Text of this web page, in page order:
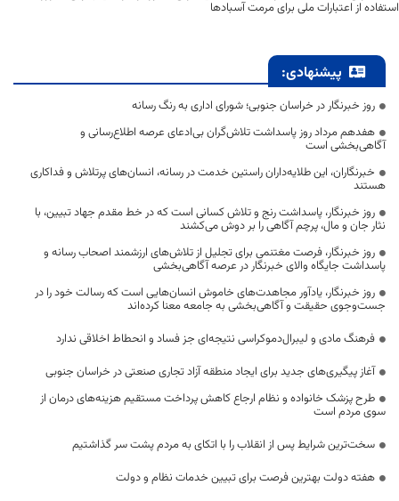
استفاده از اعتبارات ملی برای مرمت آسبادها
پیشنهادی:
روز خبرنگار در خراسان جنوبی؛ شورای اداری به رنگ رسانه
هفدهم مرداد روز پاسداشت تلاش‌گران بی‌ادعای عرصه اطلاع‌رسانی و
آگاهی‌بخشی است
خبرنگاران، این طلایه‌داران راستین خدمت در رسانه، انسان‌های پرتلاش و فداکاری
هستند
روز خبرنگار، پاسداشت رنج و تلاش کسانی است که در خط مقدم جهاد تبیین، با
نثار جان و مال، پرچم آگاهی را بر دوش می‌کشند
روز خبرنگار، فرصت مغتنمی برای تجلیل از تلاش‌های ارزشمند اصحاب رسانه و
پاسداشت جایگاه والای خبرنگار در عرصه آگاهی‌بخشی
روز خبرنگار، یادآور مجاهدت‌های خاموش انسان‌هایی است که رسالت خود را در
جست‌وجوی حقیقت و آگاهی‌بخشی به جامعه معنا کرده‌اند
فرهنگ مادی و لیبرال‌دموکراسی نتیجه‌ای جز فساد و انحطاط اخلاقی ندارد
آغاز پیگیری‌های جدید برای ایجاد منطقه آزاد تجاری صنعتی در خراسان جنوبی
طرح پزشک خانواده و نظام ارجاع کاهش پرداخت مستقیم هزینه‌های درمان از
سوی مردم است
سخت‌ترین شرایط پس از انقلاب را با اتکای به مردم پشت سر گذاشتیم
هفته دولت بهترین فرصت برای تبیین خدمات نظام و دولت